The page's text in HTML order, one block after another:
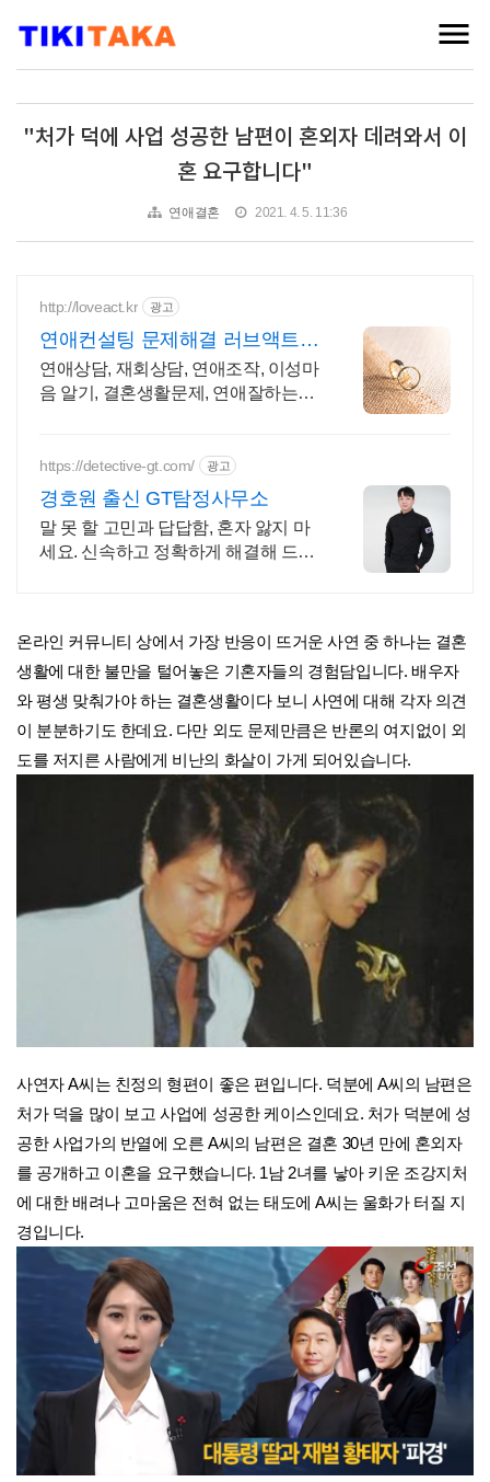
"처가 덕에 사업 성공한 남편이 혼외자 데려와서 이
혼 요구합니다"
연애결혼 2021. 4. 5. 11:36
http://loveact.kr 광고
연애컨설팅 문제해결 러브액트
2011년 개업 12년 전통
연애상담, 재회상담, 연애조작, 이성마
음 알기, 결혼생활문제, 연애잘하는법
립니다.
https://detective-gt.com/ 광고
경호원 출신 GT탐정사무소
말 못 할 고민과 답답함, 혼자 앓지 마
세요. 신속하고 정확하게 해결해 드립
온라인 커뮤니티 상에서 가장 반응이 뜨거운 사연 중 하나는 결혼
생활에 대한 불만을 털어놓은 기혼자들의 경험담입니다. 배우자
와 평생 맞춰가야 하는 결혼생활이다 보니 사연에 대해 각자 의견
이 분분하기도 한데요. 다만 외도 문제만큼은 반론의 여지없이 외
도를 저지른 사람에게 비난의 화살이 가게 되어있습니다.
사연자 A씨는 친정의 형편이 좋은 편입니다. 덕분에 A씨의 남편은
처가 덕을 많이 보고 사업에 성공한 케이스인데요. 처가 덕분에 성
공한 사업가의 반열에 오른 A씨의 남편은 결혼 30년 만에 혼외자
를 공개하고 이혼을 요구했습니다. 1남 2녀를 낳아 키운 조강지처
에 대한 배려나 고마움은 전혀 없는 태도에 A씨는 울화가 터질 지
경입니다.